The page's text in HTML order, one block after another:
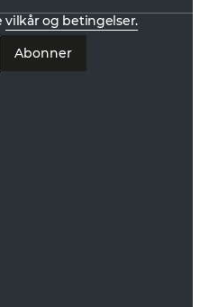
vilkår og betingelser.
Abonner